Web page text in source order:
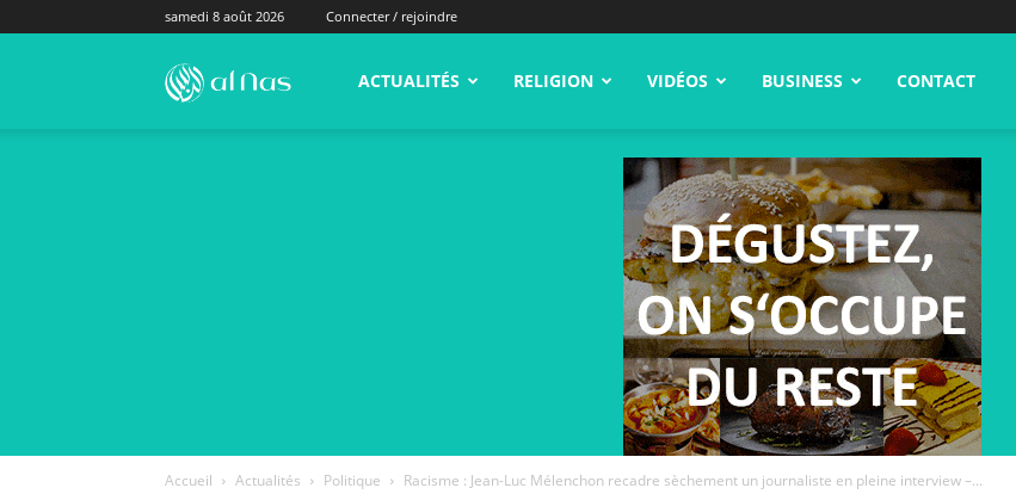
samedi 8 août 2026 Connecter / rejoindre
alNas.fr ACTUALITÉS RELIGION VIDÉOS BUSINESS CONTACT
Accueil Actualités Politique Racisme : Jean-Luc Mélenchon recadre sèchement un journaliste en pleine interview –...